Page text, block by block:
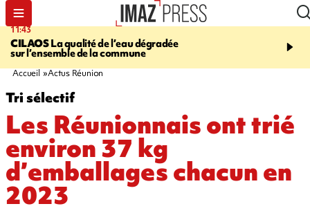
11:43
CILAOSLa qualité de l’eau dégradée
sur l’ensemble de la commune
12:20
Un
grands-parents puis
Accueil Actus Réunion
Tri sélectif
Les Réunionnais ont trié
environ 37 kg
d’emballages chacun en
2023